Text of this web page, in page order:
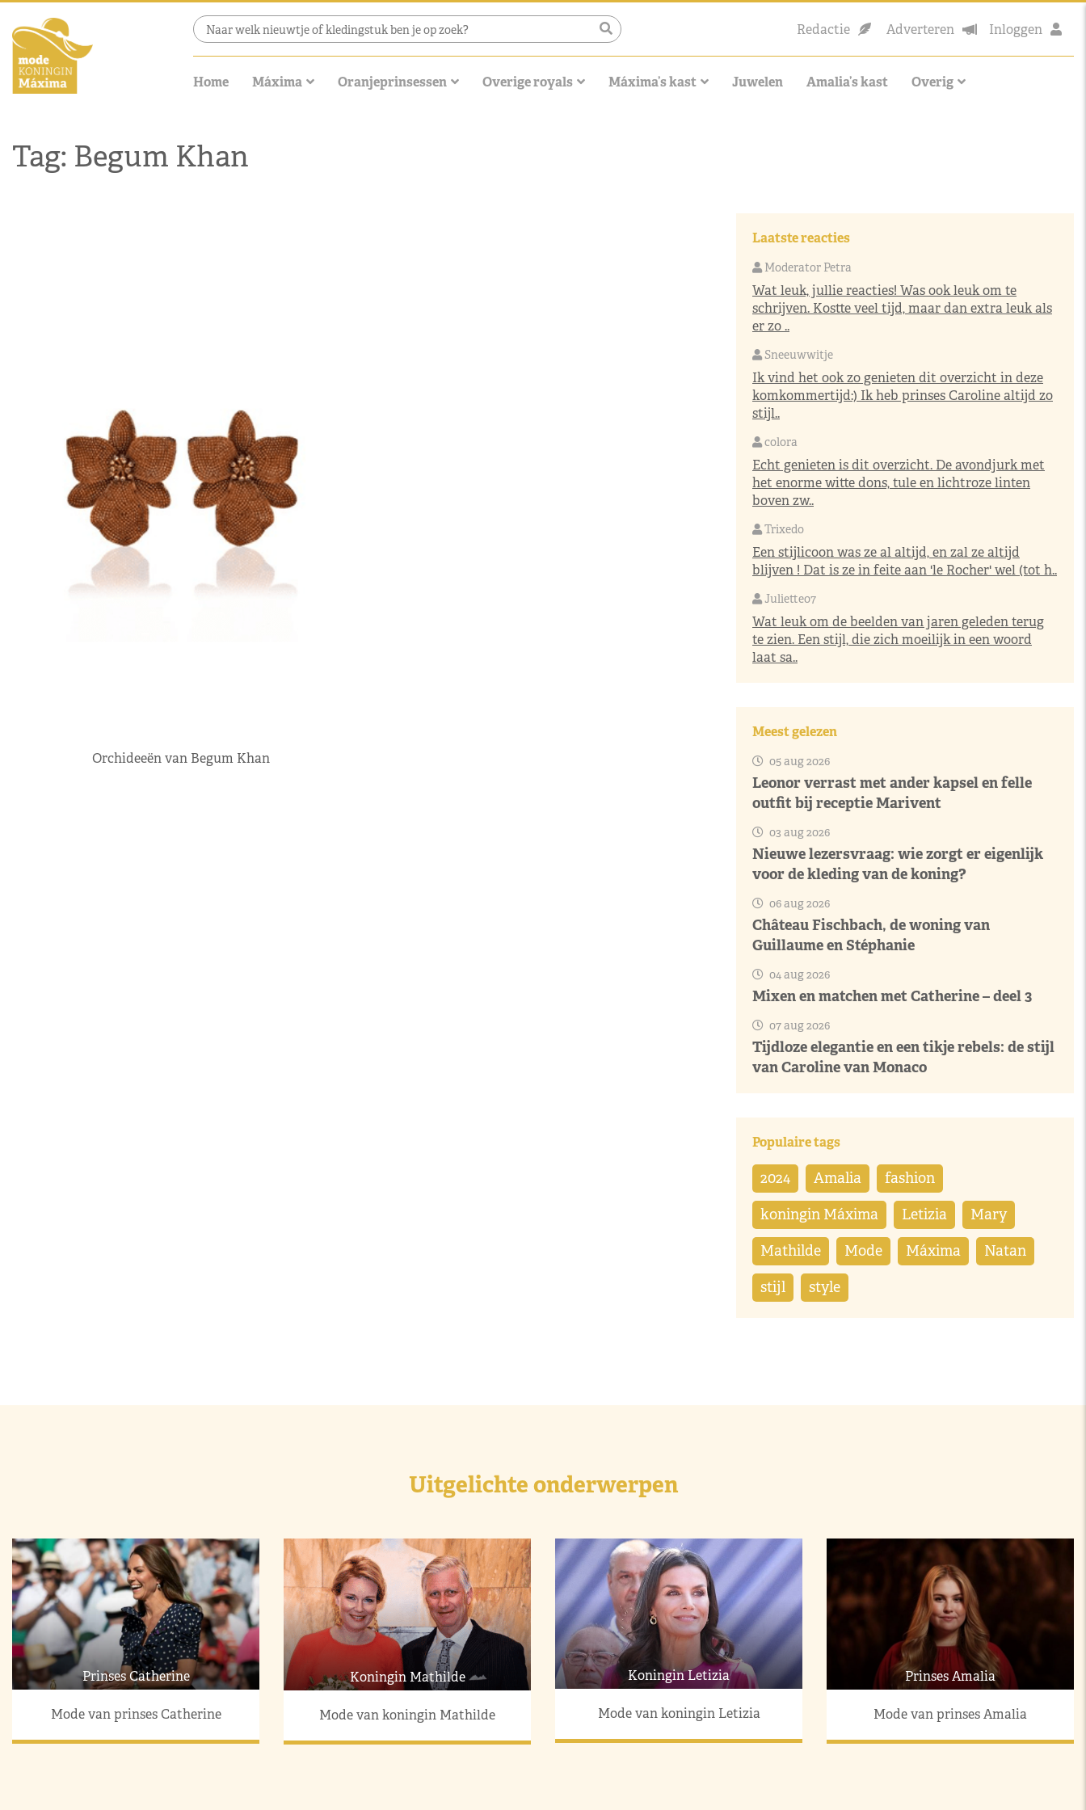
Redactie Adverteren Inloggen
Home Máxima Oranjeprinsessen Overige royals Máxima’s kast Juwelen Amalia’s kast Overig
Tag: Begum Khan
Orchideeën van Begum Khan
Laatste reacties
Moderator Petra
Wat leuk, jullie reacties! Was ook leuk om te
schrijven. Kostte veel tijd, maar dan extra leuk als
er zo ..
Sneeuwwitje
Ik vind het ook zo genieten dit overzicht in deze
komkommertijd:) Ik heb prinses Caroline altijd zo
stijl..
colora
Echt genieten is dit overzicht. De avondjurk met
het enorme witte dons, tule en lichtroze linten
boven zw..
Trixedo
Een stijlicoon was ze al altijd, en zal ze altijd
blijven ! Dat is ze in feite aan 'le Rocher' wel (tot h..
Juliette07
Wat leuk om de beelden van jaren geleden terug
te zien. Een stijl, die zich moeilijk in een woord
laat sa..
Meest gelezen
05 aug 2026
Leonor verrast met ander kapsel en felle
outfit bij receptie Marivent
03 aug 2026
Nieuwe lezersvraag: wie zorgt er eigenlijk
voor de kleding van de koning?
06 aug 2026
Château Fischbach, de woning van
Guillaume en Stéphanie
04 aug 2026
Mixen en matchen met Catherine – deel 3
07 aug 2026
Tijdloze elegantie en een tikje rebels: de stijl
van Caroline van Monaco
Populaire tags
2024 Amalia fashion
koningin Máxima Letizia Mary
Mathilde Mode Máxima Natan
stijl style
Uitgelichte onderwerpen
Prinses Catherine
Mode van prinses Catherine
Koningin Mathilde
Mode van koningin Mathilde
Koningin Letizia
Mode van koningin Letizia
Prinses Amalia
Mode van prinses Amalia